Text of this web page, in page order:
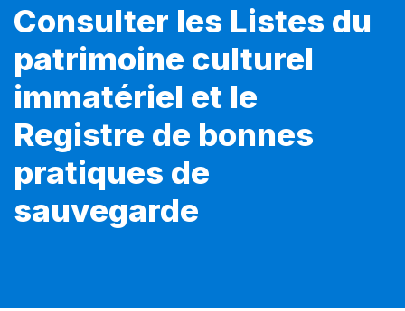
Consulter les Listes du
patrimoine culturel
immatériel et le
Registre de bonnes
pratiques de
sauvegarde